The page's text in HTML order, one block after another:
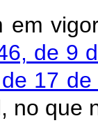
em
de 9
17
no que